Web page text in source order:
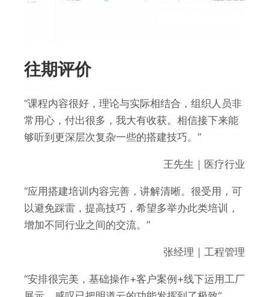
往期评价
“课程内容很好，理论与实际相结合，组织人员非
常用心，付出很多，我大有收获。相信接下来能
够听到更深层次复杂一些的搭建技巧。”
王先生｜医疗行业
“应用搭建培训内容完善，讲解清晰。很受用，可
以避免踩雷，提高技巧，希望多举办此类培训，
增加不同行业之间的交流。”
张经理｜工程管理
“安排很完美，基础操作+客户案例+线下运用工厂